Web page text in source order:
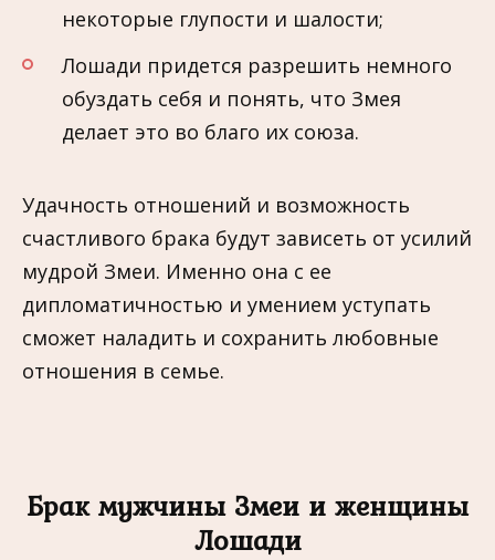
некоторые глупости и шалости;
Лошади придется разрешить немного
обуздать себя и понять, что Змея
делает это во благо их союза.
Удачность отношений и возможность
счастливого брака будут зависеть от усилий
мудрой Змеи. Именно она с ее
дипломатичностью и умением уступать
сможет наладить и сохранить любовные
отношения в семье.
Брак мужчины Змеи и женщины
Лошади